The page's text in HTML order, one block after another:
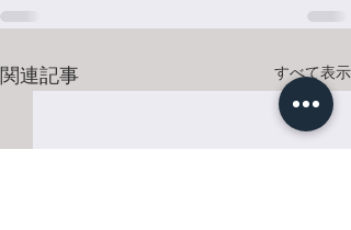
関連記事 すべて表示